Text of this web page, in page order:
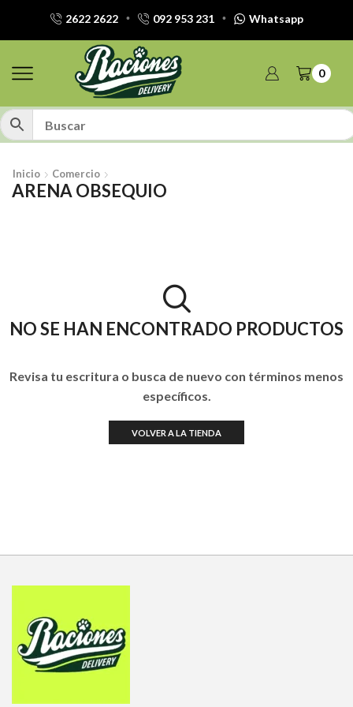
2622 2622 092 953 231 Whatsapp
0
Inicio Comercio
ARENA OBSEQUIO
NO SE HAN ENCONTRADO PRODUCTOS
Revisa tu escritura o busca de nuevo con términos menos
específicos.
VOLVER A LA TIENDA